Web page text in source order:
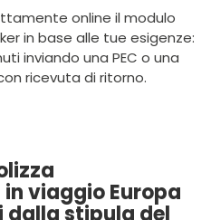
online il modulo
in base alle tue esigenze:
inviando una PEC o una
ricevuta di ritorno.
viaggio Europa
dalla stipula del